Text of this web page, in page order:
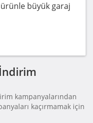
büyük garaj
kampanyalarından
kaçırmamak için